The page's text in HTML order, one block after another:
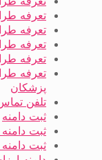
تعرفه
تعرفه
تعرفه
تعرفه
تعرفه
پزشکان
تلفن
ثبت دامنه
ثبت
ثبت دامنه